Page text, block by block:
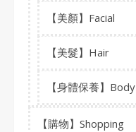
【美顏】Facial
【美髮】Hair
【身體保養】Body
【購物】Shopping